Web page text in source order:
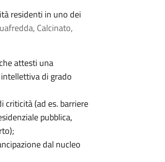
residenti in uno dei
Calcinato,
attesti una
di grado
criticità (ad es. barriere
pubblica,
dal nucleo